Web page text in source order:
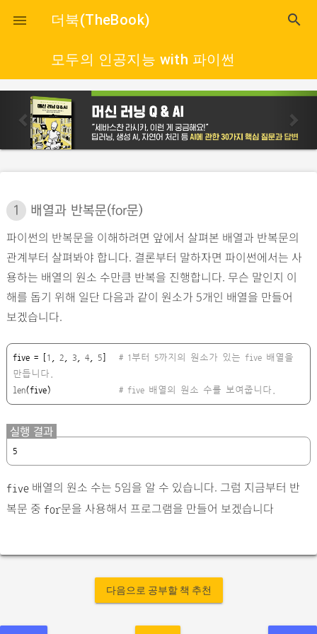
close
 더북(TheBook) search
모두의 인공지능 with 파이썬
p
r
e
o
u
s
n
e
x
1 배열과 반복문(for문)
파이썬의 반복문을 이해하려면 앞에서 살펴본 배열과 반복문의
관계부터 살펴봐야 합니다. 결론부터 말하자면 파이썬에서는 사
용하는 배열의 원소 수만큼 반복을 진행합니다. 무슨 말인지 이
해를 돕기 위해 일단 다음과 같이 원소가 5개인 배열을 만들어
보겠습니다.
five = [ 1 2, 3, 4, 5] # 1부터 5까지의
원소가 있는 five 배열을
만듭니다.
len(five) # five 배열의 원소 수를 보여줍니다
실행 결과
5
five배열의 원소 수는 5임을 알 수 있습니다. 그럼 지금부터 반
복문 중 for문을 사용해서 프로그램을 만들어 보겠습니다
다음으로 공부할 책 추천